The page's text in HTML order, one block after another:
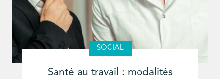
SOCIAL
Santé au travail : modalités